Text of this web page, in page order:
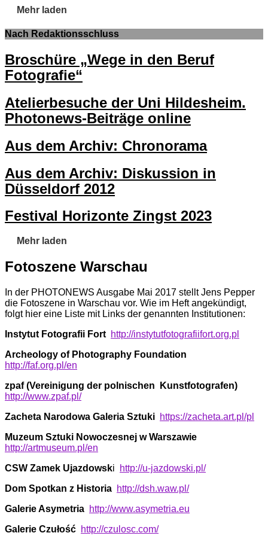
Mehr laden
Nach Redaktionsschluss
Broschüre „Wege in den Beruf
Fotografie“
Atelierbesuche der Uni Hildesheim.
Photonews-Beiträge online
Aus dem Archiv: Chronorama
Aus dem Archiv: Diskussion in
Düsseldorf 2012
Festival Horizonte Zingst 2023
Mehr laden
Fotoszene Warschau
In der PHOTONEWS Ausgabe Mai 2017 stellt Jens Pepper
die Fotoszene in Warschau vor. Wie im Heft angekündigt,
folgt hier eine Liste mit Links der genannten Institutionen:
Instytut Fotografii Fort http://instytutfotografiifort.org.pl
Archeology of Photography Foun­dation
http://faf.org.pl/en
zpaf (Vereinigung der polnischen Kunstfotografen)
http://www.zpaf.pl/
Zacheta Narodowa Galeria Sztuki https://zacheta.art.pl/pl
Muzeum Sztuki Nowoczesnej w Warszawie
http://artmuseum.pl/en
CSW Zamek Ujazdowski
http://u-jazdowski.pl/
Dom Spotkan z His­toria http://dsh.waw.pl/
Galerie Asymetria http://www.asymetria.eu
Galerie Czułość http://czulosc.com/